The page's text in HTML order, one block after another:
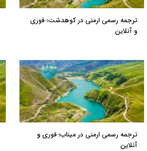
ترجمه رسمی ارمنی در کوهدشت؛ فوری
و آنلاین
ترجمه رسمی ارمنی در میناب؛ فوری و
آنلاین